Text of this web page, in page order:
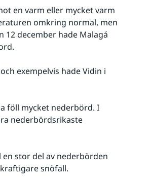
en varm eller mycket varm
omkring normal, men
december hade Malagá
exempelvis hade Vidin i
föll mycket nederbörd. I
nederbördsrikaste
stor del av nederbörden
snöfall.